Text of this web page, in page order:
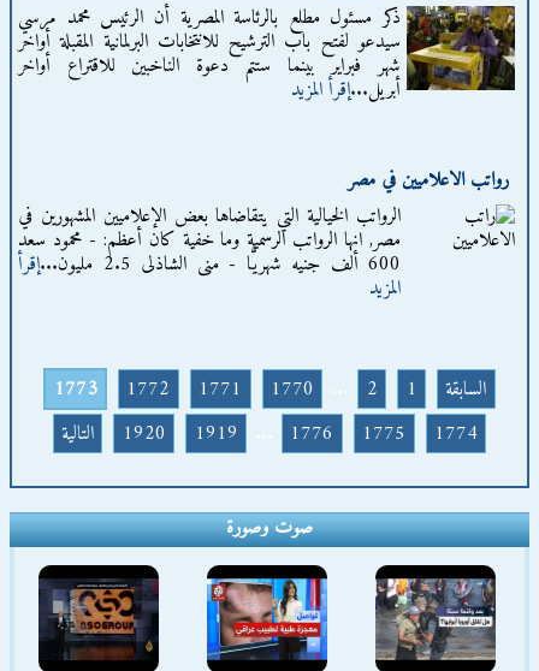
ذكر مسئول مطلع بالرئاسة المصرية أن الرئيس محمد مرسي
سيدعو لفتح باب الترشيح للانتخابات البرلمانية المقبلة أواخر
شهر فبراير بينما ستتم دعوة الناخبين للاقتراع أواخر
أبريل...إقرأ المزيد
رواتب الاعلاميين في مصر
الرواتب الخيالية التي يتقاضاها بعض الإعلاميين المشهورين في
مصر, انها الرواتب الرسمية وما خفية كان أعظم: - محمود سعد
600 ألف جنيه شهريًّا - منى الشاذلى 2.5 مليون... إقرأ
المزيد
السابقة 1
2
1770
1771
1772
1773
1774
1775
1776
1919
1920 التالية
صوت وصورة